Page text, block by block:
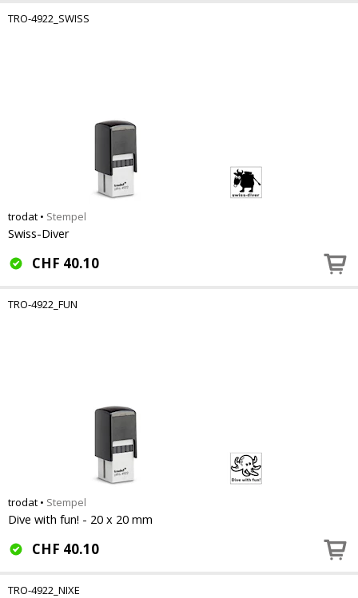
TRO-4922_SWISS
trodat • Stempel
Swiss-Diver
CHF 40.10
TRO-4922_FUN
trodat • Stempel
Dive with fun! - 20 x 20 mm
CHF 40.10
TRO-4922_NIXE